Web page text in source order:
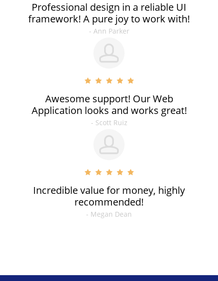
Professional design in a reliable UI
framework! A pure joy to work with!
- Ann Parker
Awesome support! Our Web
Application looks and works great!
- Scott Ruiz
Incredible value for money, highly
recommended!
- Megan Dean